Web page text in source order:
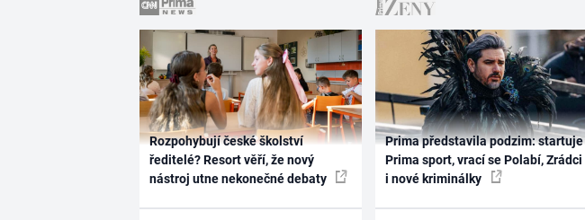
Rozpohybují české školství
ředitelé? Resort věří, že nový
nástroj utne nekonečné debaty
Prima představila podzim: startuje
Prima sport, vrací se Polabí, Zrádci
i nové kriminálky